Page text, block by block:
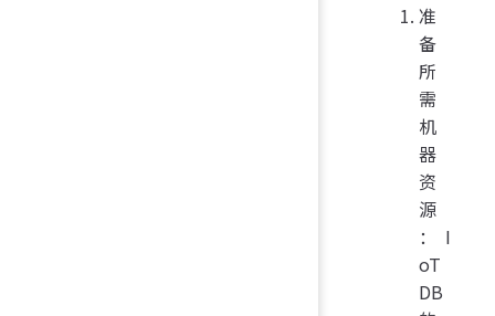
准
备
所
需
机
器
资
源
：I
oT
DB